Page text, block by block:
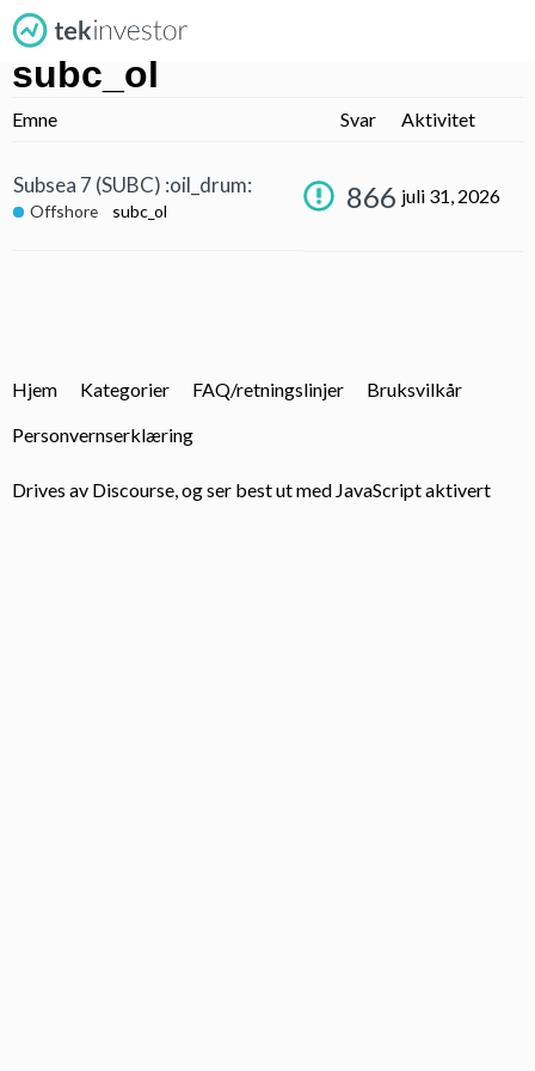
subc_ol
Emne Svar Aktivitet
Subsea 7 (SUBC) :oil_drum:
Offshore subc_ol 866 juli 31, 2026
Hjem Kategorier FAQ/retningslinjer
Bruksvilkår
Personvernserklæring
Drives av Discourse, og ser best ut med JavaScript aktivert